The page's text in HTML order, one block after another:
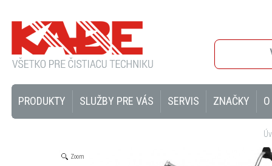
PRODUKTY SLUŽBY PRE VÁS SERVIS ZNAČKY
Zoom